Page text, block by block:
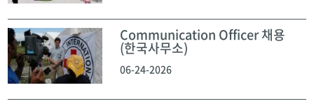
Communication Officer 채용
(한국사무소)
06-24-2026